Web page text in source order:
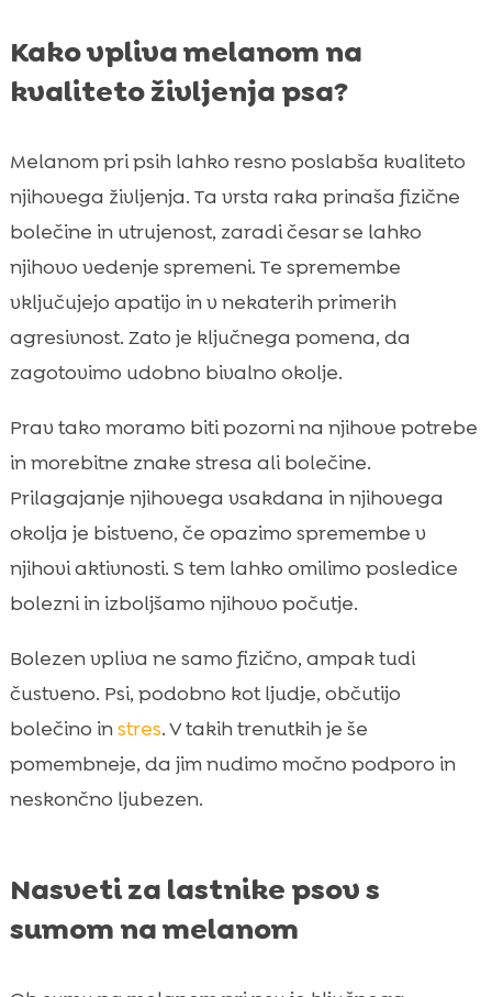
Kako vpliva melanom na
kvaliteto življenja psa?
Melanom pri psih lahko resno poslabša kvaliteto
njihovega življenja. Ta vrsta raka prinaša fizične
bolečine in utrujenost, zaradi česar se lahko
njihovo vedenje spremeni. Te spremembe
vključujejo apatijo in v nekaterih primerih
agresivnost. Zato je ključnega pomena, da
zagotovimo udobno bivalno okolje.
Prav tako moramo biti pozorni na njihove potrebe
in morebitne znake stresa ali bolečine.
Prilagajanje njihovega vsakdana in njihovega
okolja je bistveno, če opazimo spremembe v
njihovi aktivnosti. S tem lahko omilimo posledice
bolezni in izboljšamo njihovo počutje.
Bolezen vpliva ne samo fizično, ampak tudi
čustveno. Psi, podobno kot ljudje, občutijo
bolečino instres. V takih trenutkih je še
pomembneje, da jim nudimo močno podporo in
neskončno ljubezen.
Nasveti za lastnike psov s
sumom na melanom